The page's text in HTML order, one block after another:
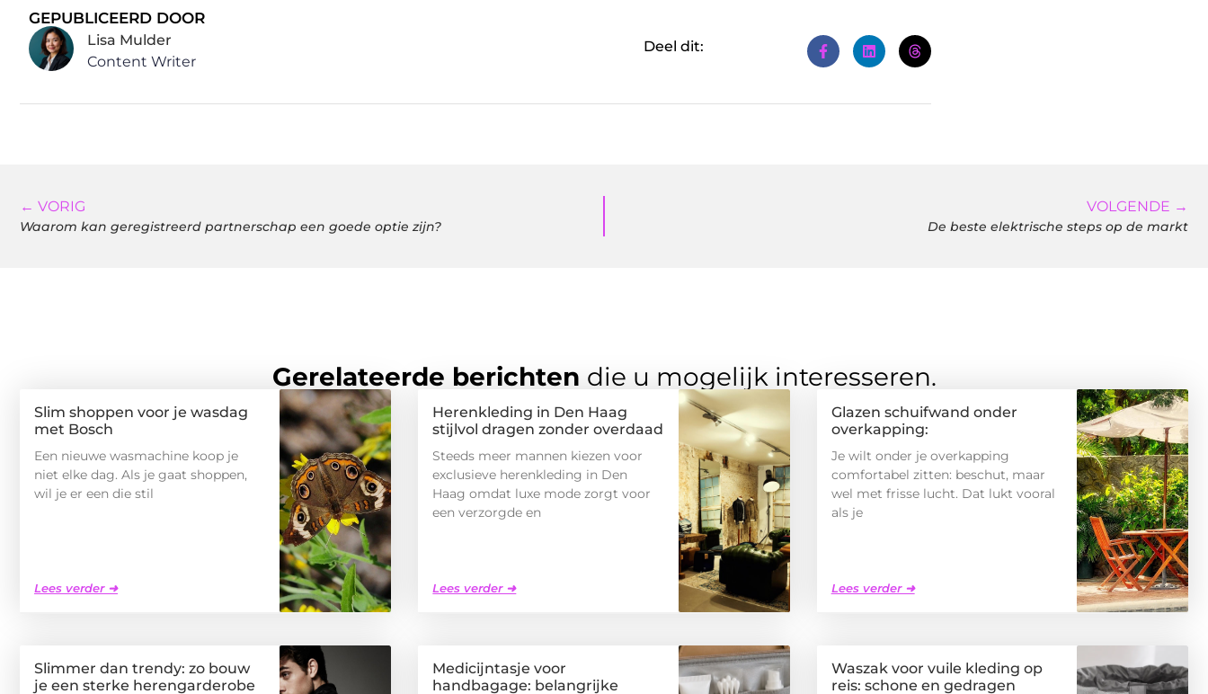
GEPUBLICEERD DOOR
Lisa Mulder
Content Writer
Deel dit:
← VORIG
Waarom kan geregistreerd partnerschap een goede optie zijn?
VOLGENDE →
De beste elektrische steps op de markt
Gerelateerde berichten die u mogelijk interesseren.
Slim shoppen voor je wasdag
met Bosch
Een nieuwe wasmachine koop je
niet elke dag. Als je gaat shoppen,
wil je er een die stil
Lees verder ➜
Herenkleding in Den Haag
stijlvol dragen zonder overdaad
Steeds meer mannen kiezen voor
exclusieve herenkleding in Den
Haag omdat luxe mode zorgt voor
een verzorgde en
Lees verder ➜
Glazen schuifwand onder
overkapping:
Je wilt onder je overkapping
comfortabel zitten: beschut, maar
wel met frisse lucht. Dat lukt vooral
als je
Lees verder ➜
Slimmer dan trendy: zo bouw
je een sterke herengarderobe
Medicijntasje voor
handbagage: belangrijke
Waszak voor vuile kleding op
reis: schone en gedragen